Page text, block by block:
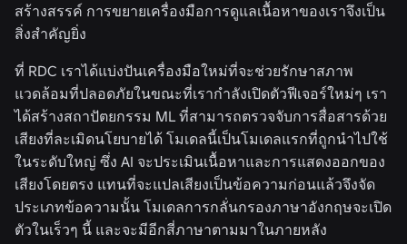
สร้างสรรค์ การขยายเครื่องมือการดูแลเนื้อหาของเราจึงเป็น
สิ่งสำคัญยิ่ง
ที่ RDC เราได้แบ่งปันเครื่องมือใหม่ที่จะช่วยรักษาสภาพ
แวดล้อมที่ปลอดภัยในขณะที่เรากำลังเปิดตัวฟีเจอร์ใหม่ๆ เรา
ได้สร้างสถาปัตยกรรม ML ที่สามารถตรวจจับการสื่อสารด้วย
เสียงที่ละเมิดนโยบายได้ โมเดลนี้เป็นโมเดลแรกที่ถูกนำไปใช้
ในระดับใหญ่ ซึ่ง AI จะประเมินเนื้อหาและการแสดงออกของ
เสียงโดยตรง แทนที่จะแปลเสียงเป็นข้อความก่อนแล้วจึงจัด
ประเภทข้อความนั้น โมเดลการกลั่นกรองภาษาอังกฤษจะเปิด
ตัวในเร็วๆ นี้ และจะมีอีกสี่ภาษาตามมาในภายหลัง